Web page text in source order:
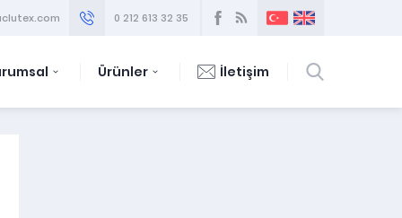
0 212 613 32 35
Ürünler İletişim